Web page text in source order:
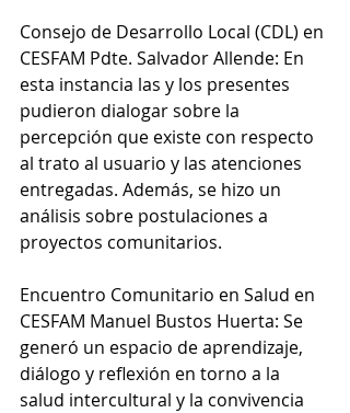
Consejo de Desarrollo Local (CDL) en
CESFAM Pdte. Salvador Allende: En
esta instancia las y los presentes
pudieron dialogar sobre la
percepción que existe con respecto
al trato al usuario y las atenciones
entregadas. Además, se hizo un
análisis sobre postulaciones a
proyectos comunitarios.
Encuentro Comunitario en Salud en
CESFAM Manuel Bustos Huerta: Se
generó un espacio de aprendizaje,
diálogo y reflexión en torno a la
salud intercultural y la convivencia